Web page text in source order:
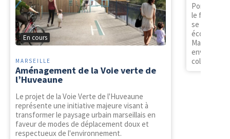
En cours
MARSEILLE
Aménagement de la Voie verte de
l’Huveaune
Le projet de la Voie Verte de l'Huveaune
représente une initiative majeure visant à
transformer le paysage urbain marseillais en
faveur de modes de déplacement doux et
respectueux de l'environnement.
Porté par
le futur
se veut
Marignane.